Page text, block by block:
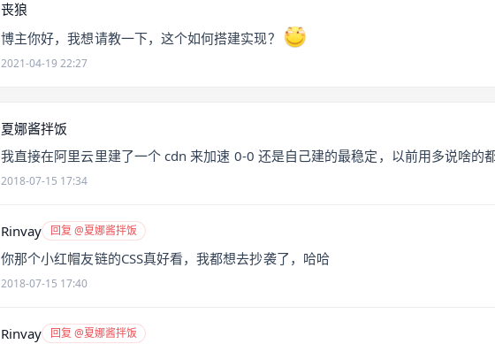
丧狼
博主你好，我想请教一下，这个如何搭建实现？
2021-04-19 22:27
夏娜酱拌饭
我直接在阿里云里建了一个 cdn 来加速 0-0 还是自己建的最稳定，以前用多说啥的
2018-07-15 17:34
Rinvay 回复 @夏娜酱拌饭
你那个小红帽友链的CSS真好看，我都想去抄袭了，哈哈
2018-07-15 17:40
Rinvay 回复 @夏娜酱拌饭